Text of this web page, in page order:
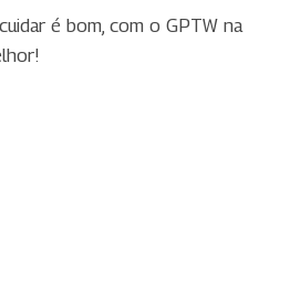
é bom, com o GPTW na